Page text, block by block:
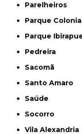
Parelheiros
Parque Colonial
Parque
Pedreira
Sacomã
Santo Amaro
Saúde
Socorro
Vila Alexandria